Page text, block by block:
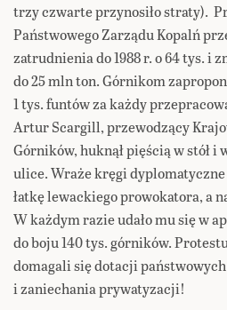
trzy czwarte przynosiło straty).
Państwowego Zarządu Kopalń
zatrudnienia do 1988 r. o 64 tys. i
do 25 mln ton. Górnikom
1 tys. funtów za każdy
Artur Scargill, przewodzący
Górników, huknął pięścią w stół i
ulice. Wraże kręgi
łatkę lewackiego prowokatora, a
W każdym razie udało mu się w
do boju 140 tys. górników.
domagali się dotacji
i zaniechania prywatyzacji!